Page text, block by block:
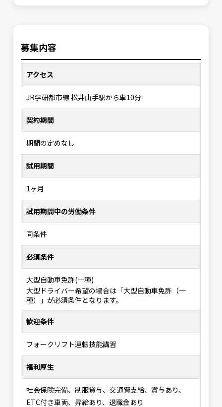
募集内容
アクセス
JR学研都市線 松井山手駅から車10分
契約期間
期間の定めなし
試用期間
1ヶ月
試用期間中の労働条件
同条件
必須条件
大型自動車免許(一種)
大型ドライバー希望の場合は「大型自動車免許（一
種）」が必須条件となります。
歓迎条件
フォークリフト運転技能講習
福利厚生
社会保険完備、制服貸与、交通費支給、賞与あり、
ETC付き車両、昇給あり、退職金あり